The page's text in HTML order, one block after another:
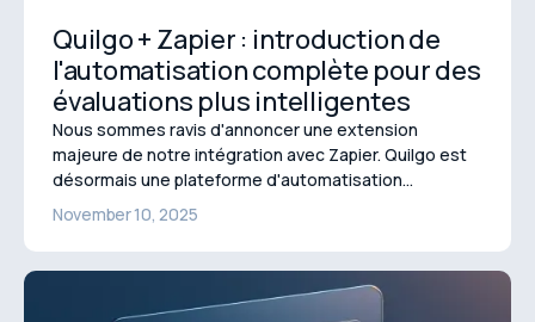
Quilgo + Zapier : introduction de
l'automatisation complète pour des
évaluations plus intelligentes
Nous sommes ravis d'annoncer une extension
majeure de notre intégration avec Zapier. Quilgo est
désormais une plateforme d'automatisation
entièrement bidirectionnelle.
November 10, 2025